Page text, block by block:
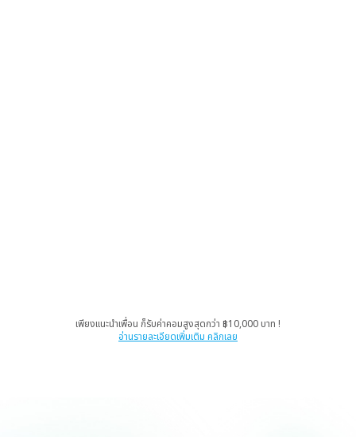
เพียงแนะนำเพื่อน ก็รับค่าคอมสูงสุดกว่า ฿10,000 บาท !
อ่านรายละเอียดเพิ่มเติม คลิกเลย